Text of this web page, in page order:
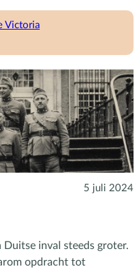
Victoria
5 juli 2024
Duitse inval steeds groter.
opdracht tot